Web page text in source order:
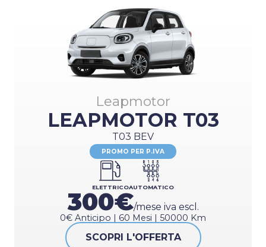
Leapmotor
LEAPMOTOR T03
T03 BEV
PROMO PER P.IVA
ELETTRICOAUTOMATICO
300€/mese iva escl.
0€ Anticipo | 60 Mesi | 50000 Km
SCOPRI L'OFFERTA